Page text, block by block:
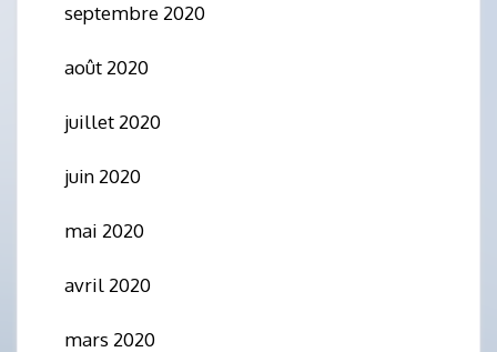
septembre 2020
août 2020
juillet 2020
juin 2020
mai 2020
avril 2020
mars 2020